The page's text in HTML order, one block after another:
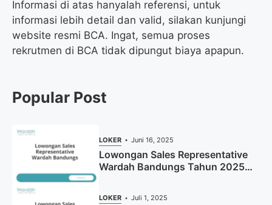
Informasi di atas hanyalah referensi, untuk
informasi lebih detail dan valid, silakan kunjungi
website resmi BCA. Ingat, semua proses
rekrutmen di BCA tidak dipungut biaya apapun.
Popular Post
LOKER Juni 16, 2025
Lowongan Sales Representative
Wardah Bandungs Tahun 2025
LOKER Juli 1, 2025